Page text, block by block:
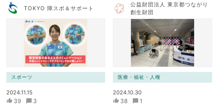
TOKYO 障スポ＆サポート
スポーツ
2024.11.15
39 3
公益財団法人 東京都つながり
創生財団
医療・福祉・人権
2024.10.30
38 1